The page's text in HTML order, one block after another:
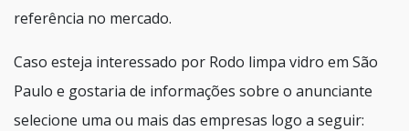
referência no mercado.
Caso esteja interessado por Rodo limpa vidro em São
Paulo e gostaria de informações sobre o anunciante
selecione uma ou mais das empresas logo a seguir: